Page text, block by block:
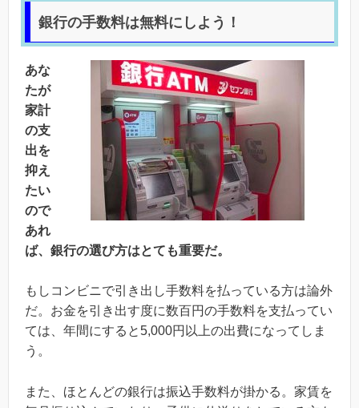
銀行の手数料は無料にしよう！
あな
たが
家計
の支
出を
抑え
たい
ので
あれ
ば、銀行の選び方はとても重要だ。
もしコンビニで引き出し手数料を払っている方は論外
だ。お金を引き出す度に数百円の手数料を支払ってい
ては、年間にすると5,000円以上の出費になってしま
う。
また、ほとんどの銀行は振込手数料が掛かる。家賃を